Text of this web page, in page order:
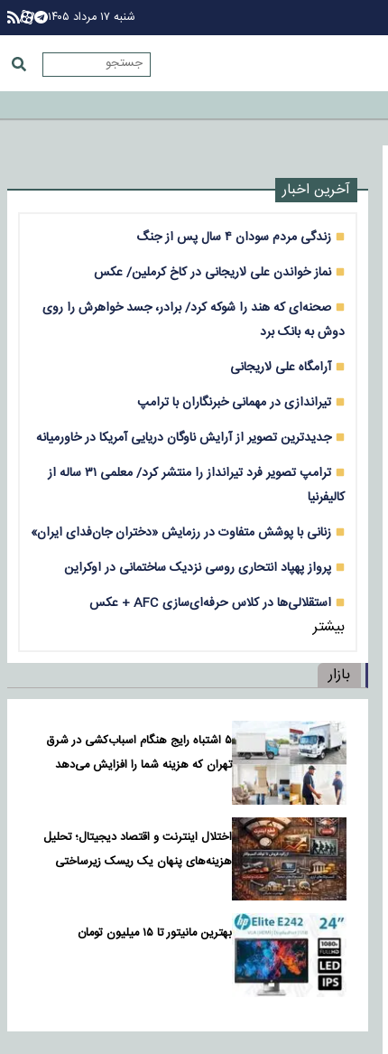
شنبه ۱۷ مرداد ۱۴۰۵
آخرین اخبار
زندگی مردم سودان ۴ سال پس از جنگ
نماز خواندن علی لاریجانی در کاخ کرملین/ عکس
صحنه‌ای که هند را شوکه کرد/ برادر، جسد خواهرش را روی
دوش به بانک برد
آرامگاه علی لاریجانی
تیراندازی در مهمانی خبرنگاران با ترامپ
جدیدترین تصویر از آرایش ناوگان دریایی آمریکا در خاورمیانه
ترامپ تصویر فرد تیرانداز را منتشر کرد/ معلمی ۳۱ ساله از
کالیفرنیا
زنانی با پوشش متفاوت در رزمایش «دختران جان‌فدای ایران»
پرواز پهپاد انتحاری روسی نزدیک ساختمانی در اوکراین
استقلالی‌ها در کلاس حرفه‌ای‌سازی AFC + عکس
بیشتر
بازار
۵ اشتباه رایج هنگام اسباب‌کشی در شرق
تهران که هزینه شما را افزایش می‌دهد
اختلال اینترنت و اقتصاد دیجیتال؛ تحلیل
هزینه‌های پنهان یک ریسک زیرساختی
بهترین مانیتور تا ۱۵ میلیون تومان